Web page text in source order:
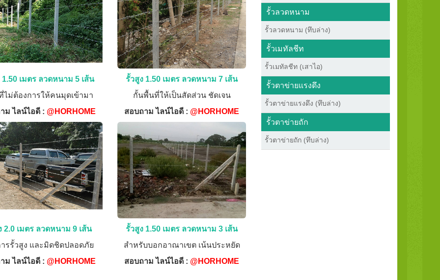
1.50 เมตร ลวดหนาม 5 เส้น
ไม่ต้องการให้คนมุดเข้ามา
ม ไลน์ไอดี : @HORHOME
รั้วสูง 1.50 เมตร ลวดหนาม 7 เส้น
กั้นพื้นที่ให้เป็นสัดส่วน ชัดเจน
สอบถาม ไลน์ไอดี : @HORHOME
2.0 เมตร ลวดหนาม 9 เส้น
รรั้วสูง และมิดชิดปลอดภัย
ม ไลน์ไอดี : @HORHOME
รั้วสูง 1.50 เมตร ลวดหนาม 3 เส้น
สำหรับบอกอาณาเขต เน้นประหยัด
สอบถาม ไลน์ไอดี : @HORHOME
รั้วลวดหนาม
รั้วลวดหนาม (ทึบล่าง)
รั้วเมทัลชีท
รั้วเมทัลชีท (เสาไอ)
รั้วตาข่ายแรงดึง
รั้วตาข่ายแรงดึง (ทึบล่าง)
รั้วตาข่ายถัก
รั้วตาข่ายถัก (ทึบล่าง)